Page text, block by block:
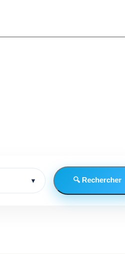
▾ 🔍 Rechercher